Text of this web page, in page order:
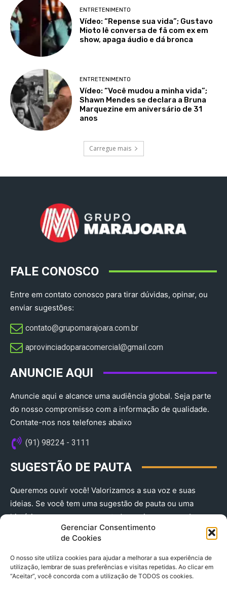
Gerenciar Consentimento
de Cookies
O nosso site utiliza cookies para ajudar a melhorar a sua experiência de
utilização, lembrar de suas preferências e visitas repetidas. Ao clicar em
“Aceitar”, você concorda com a utilização de TODOS os cookies.
ENTRETENIMENTO
Vídeo: “Repense sua vida”; Gustavo
Mioto lê conversa de fã com ex em
show, apaga áudio e dá bronca
ENTRETENIMENTO
Vídeo: “Você mudou a minha vida”;
Shawn Mendes se declara a Bruna
Marquezine em aniversário de 31
anos
Carregue mais
FALE CONOSCO
Entre em contato conosco para tirar dúvidas, opinar, ou
enviar sugestões:
contato@grupomarajoara.com.br
aprovinciadoparacomercial@gmail.com​
ANUNCIE AQUI
Anuncie aqui e alcance uma audiência global. Seja parte
do nosso compromisso com a informação de qualidade.
Contate-nos nos telefones abaixo
(91) 98224 - 3111
SUGESTÃO DE PAUTA
Queremos ouvir você! Valorizamos a sua voz e suas
ideias. Se você tem uma sugestão de pauta ou uma
história que merece ser contada, envie-nos agora!
(91) 98224 - 3111